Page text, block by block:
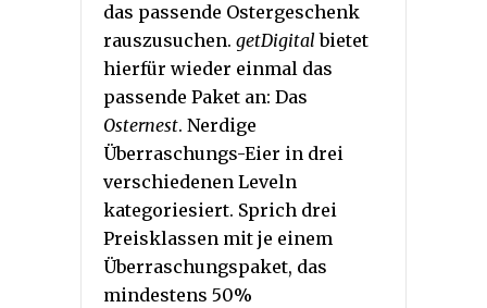
das passende Ostergeschenk
rauszusuchen. getDigitalbietet
hierfür wieder einmal das
passende Paket an: Das
Osternest. Nerdige
Überraschungs-Eier in drei
verschiedenen Leveln
kategoriesiert. Sprich drei
Preisklassen mit je einem
Überraschungspaket, das
mindestens 50%